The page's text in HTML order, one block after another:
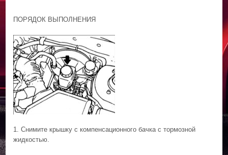
ПОРЯДОК ВЫПОЛНЕНИЯ
1. Снимите крышку с компенсационного бачка с тормозной
жидкостью.